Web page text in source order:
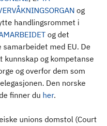
og
handlingsrommet i
og det
med EU. De
og kompetanse
og overfor dem som
Den norske
finner du her.
unions domstol (Court